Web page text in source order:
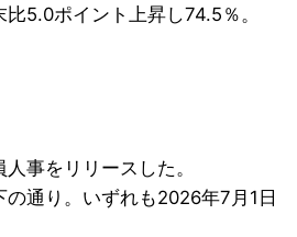
5.0ポイント上昇し74.5％。
事をリリースした。
通り。いずれも2026年7月1日